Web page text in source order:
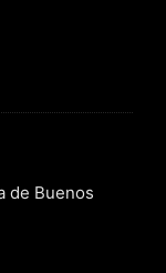
de Buenos